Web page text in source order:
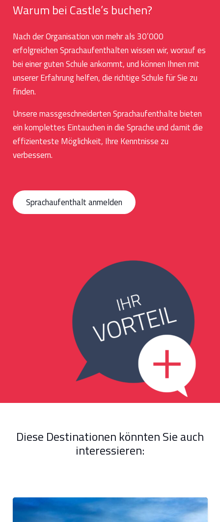
Warum bei Castle’s buchen?
Nach der Organisation von mehr als 30’000
erfolgreichen Sprachaufenthalten wissen wir, worauf es
bei einer guten Schule ankommt, und können Ihnen mit
unserer Erfahrung helfen, die richtige Schule für Sie zu
finden.
Unsere massgeschneiderten Sprachaufenthalte bieten
ein komplettes Eintauchen in die Sprache und damit die
effizienteste Möglichkeit, Ihre Kenntnisse zu
verbessern.
Sprachaufenthalt anmelden
Diese Destinationen könnten Sie auch
interessieren: